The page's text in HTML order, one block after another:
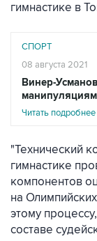
гимнастике в
СПОРТ
08 августа 2021
Винер-
Читать подробнее
"Технический
гимнастике
компонентов
на
этому
составе